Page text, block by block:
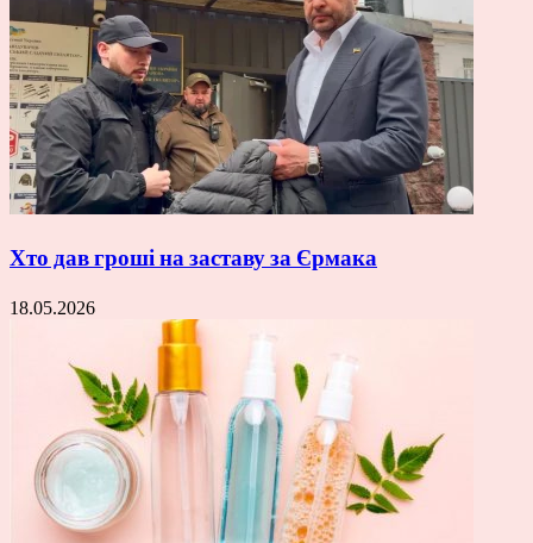
Хто дав гроші на заставу за Єрмака
18.05.2026